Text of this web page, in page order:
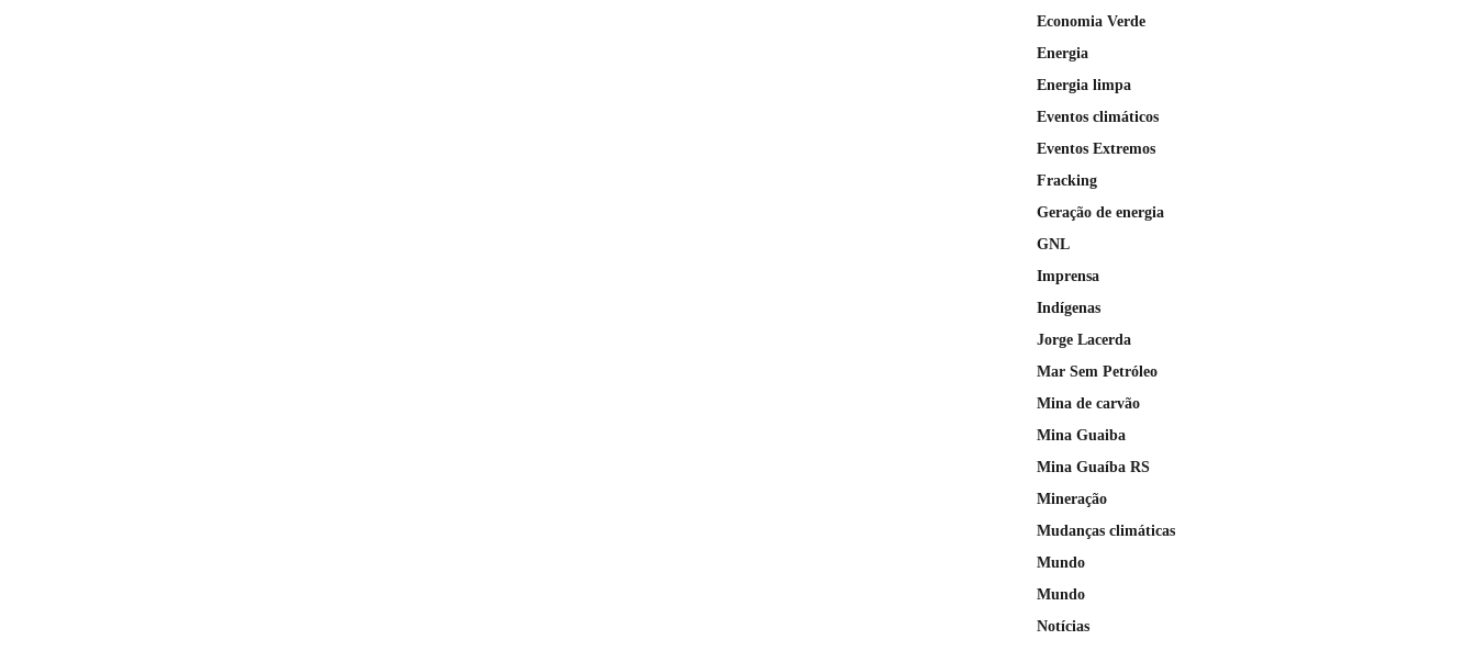
Economia Verde
Energia
Energia limpa
Eventos climáticos
Eventos Extremos
Fracking
Geração de energia
GNL
Imprensa
Indígenas
Jorge Lacerda
Mar Sem Petróleo
Mina de carvão
Mina Guaiba
Mina Guaíba RS
Mineração
Mudanças climáticas
Mundo
Mundo
Notícias